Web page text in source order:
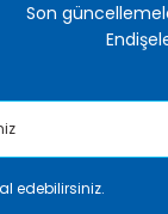
Son
edebilirsiniz.